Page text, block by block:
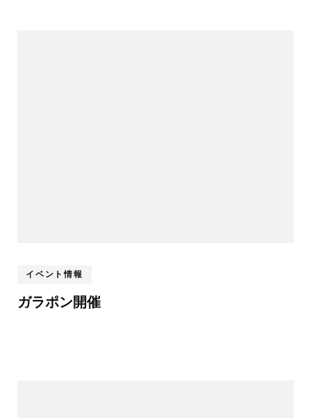
イベント情報
ガラポン開催